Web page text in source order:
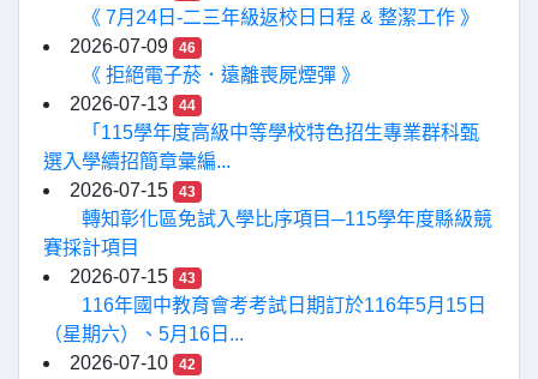
《 7月24日-二三年級返校日日程 & 整潔工作 》
2026-07-09
46
《 拒絕電子菸．遠離喪屍煙彈 》
2026-07-13
44
「115學年度高級中等學校特色招生專業群科甄
選入學續招簡章彙編...
2026-07-15
43
轉知彰化區免試入學比序項目─115學年度縣級競
賽採計項目
2026-07-15
43
116年國中教育會考考試日期訂於116年5月15日
（星期六）、5月16日...
2026-07-10
42